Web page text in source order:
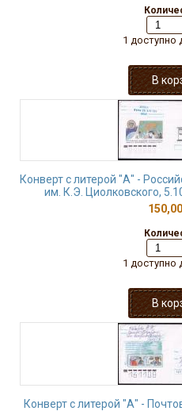
1 доступно
Конверт с литерой "А" -
им. К.Э. Циолковского,
1 доступно
Конверт с литерой "А" -